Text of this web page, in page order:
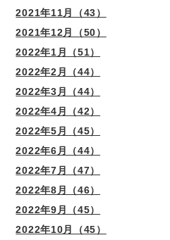
2021年11月（43）
2021年12月（50）
2022年1月（51）
2022年2月（44）
2022年3月（44）
2022年4月（42）
2022年5月（45）
2022年6月（44）
2022年7月（47）
2022年8月（46）
2022年9月（45）
2022年10月（45）